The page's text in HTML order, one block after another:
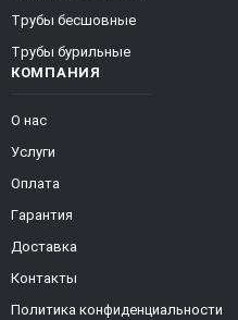
КОМПАНИЯ
О нас
Услуги
Оплата
Гарантия
Доставка
Контакты
Политика конфиденциальности
Трубы бесшовные
Трубы бурильные